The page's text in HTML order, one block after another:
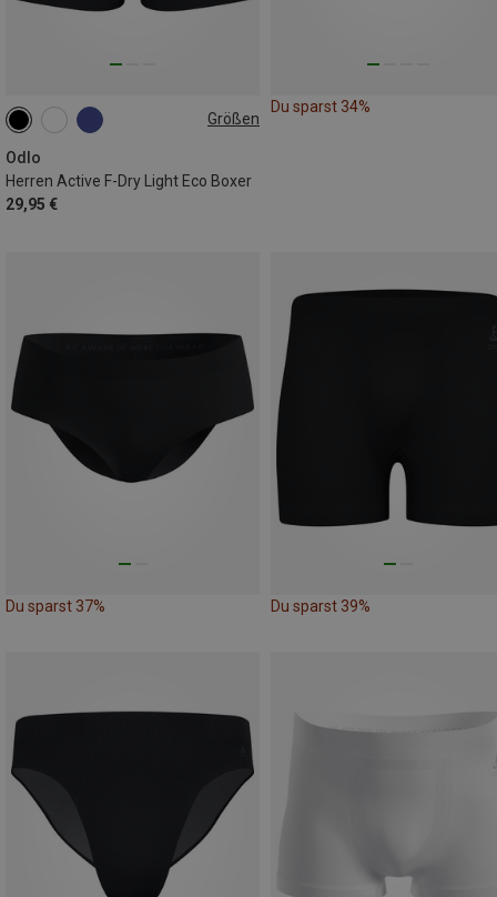
Größen
Odlo
Herren Active F-Dry Light Eco Boxer
29,95 €
S M XXL
Du sparst 34%
Du sparst 37% Du sparst 39%